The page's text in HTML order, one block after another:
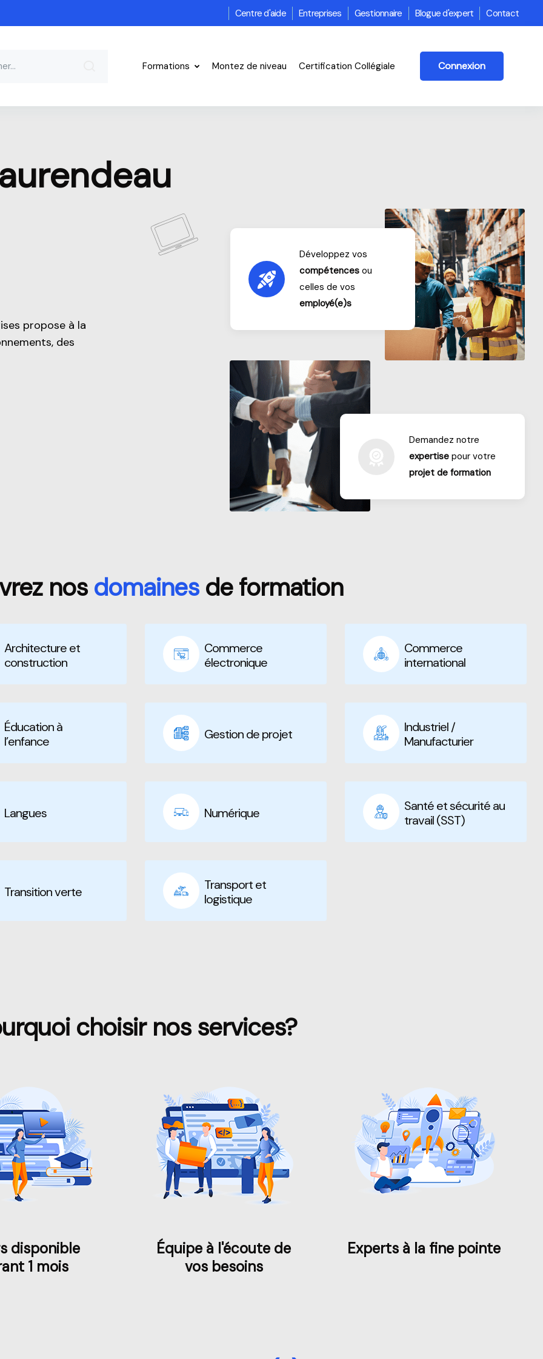
Centre d'aide Entreprises Gestionnaire Blogue d'expert Contact
Formations Montez de niveau Certification Collégiale Connexion
propose à la
des
Développez vos
compétences ou
celles de vos
employé(e)s
Demandez notre
expertise pour votre
projet de formation
nos domainesde formation
Architecture et
construction
Commerce
électronique
Commerce
international
Éducation à
l’enfance
Gestion de projet
Industriel /
Manufacturier
Langues Numérique
Santé et sécurité au
travail (SST)
Transition verte
Transport et
logistique
choisir nos services?
disponible
1 mois
Équipe à l'écoute de
vos besoins
Experts à la fine pointe